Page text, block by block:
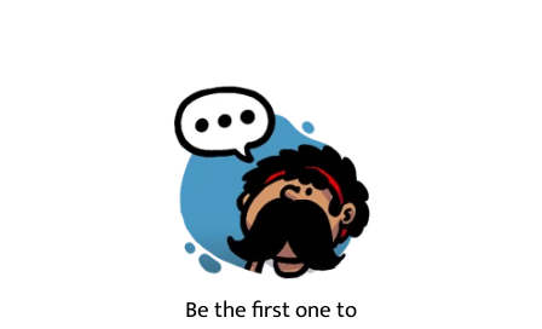
Be the first one to